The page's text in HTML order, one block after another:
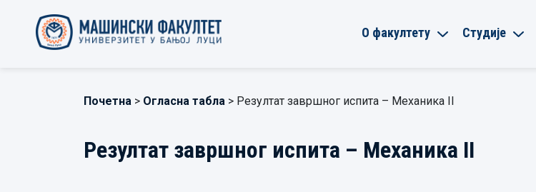
О факултету Студије
Почетна > Огласна табла > Резултат завршног испита – Механика II
Резултат завршног испита – Механика II